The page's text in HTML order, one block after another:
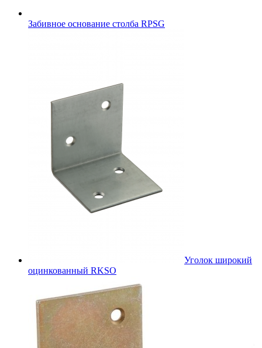
Забивное основание столба RPSG
Уголок широкий
оцинкованный RKSО